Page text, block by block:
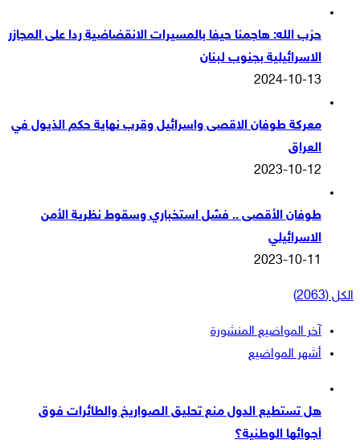
حزب الله: هاجمنا حيفا بالمسيرات الانقضاضية ردا على المجازر
الاسرائيلية بجنوب لبنان
2024-10-13
معركة طوفان الاقصى واسرائيل وقرب نهاية حكم الذيول في
العراق
2023-10-12
طوفان الأقصى .. فشل استخباري وسقوط نظرية الأمن
الاسرائيلي
2023-10-11
الكل (2063)
آخر المواضيع المنشورة
أشهر المواضيع
هل تستطيع الدول منع تحليق الصواريخ والطائرات فوق
أجوائها الوطنية؟